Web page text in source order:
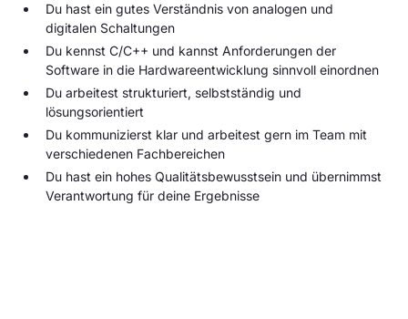
Du hast ein gutes Verständnis von analogen und
digitalen Schaltungen
Du kennst C/C++ und kannst Anforderungen der
Software in die Hardwareentwicklung sinnvoll einordnen
Du arbeitest strukturiert, selbstständig und
lösungsorientiert
Du kommunizierst klar und arbeitest gern im Team mit
verschiedenen Fachbereichen
Du hast ein hohes Qualitätsbewusstsein und übernimmst
Verantwortung für deine Ergebnisse